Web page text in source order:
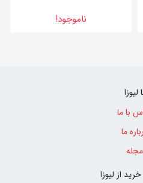
ناموجود!
لیوزا
با ما
ما
مجله
از لیوزا